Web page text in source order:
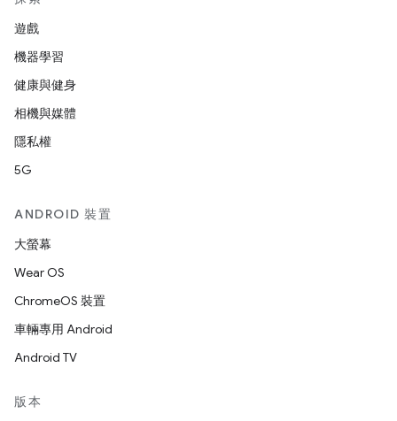
遊戲
機器學習
健康與健身
相機與媒體
隱私權
5G
ANDROID 裝置
大螢幕
Wear OS
ChromeOS 裝置
車輛專用 Android
Android TV
版本